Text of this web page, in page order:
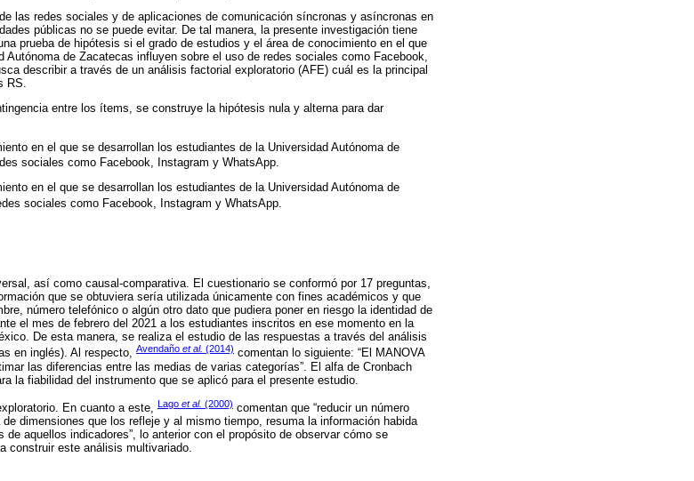
las redes sociales y de aplicaciones de comunicación síncronas y asíncronas en
públicas no se puede evitar. De tal manera, la presente investigación tiene
prueba de hipótesis si el grado de estudios y el área de conocimiento en el que
Autónoma de Zacatecas influyen sobre el uso de redes sociales como Facebook,
describir a través de un análisis factorial exploratorio (AFE) cuál es la principal
RS.
entre los ítems, se construye la hipótesis nula y alterna para dar
en el que se desarrollan los estudiantes de la Universidad Autónoma de
sociales como Facebook, Instagram y WhatsApp.
en el que se desarrollan los estudiantes de la Universidad Autónoma de
sociales como Facebook, Instagram y WhatsApp.
así como causal-comparativa. El cuestionario se conformó por 17 preguntas,
que se obtuviera sería utilizada únicamente con fines académicos y que
número telefónico o algún otro dato que pudiera poner en riesgo la identidad de
el mes de febrero del 2021 a los estudiantes inscritos en ese momento en la
De esta manera, se realiza el estudio de las respuestas a través del análisis
en inglés). Al respecto, Avendaño et al. (2014) comentan lo siguiente: “El MANOVA
las diferencias entre las medias de varias categorías”. El alfa de Cronbach
la fiabilidad del instrumento que se aplicó para el presente estudio.
En cuanto a este, Lago et al. (2000) comentan que “reducir un número
dimensiones que los refleje y al mismo tiempo, resuma la información habida
aquellos indicadores”, lo anterior con el propósito de observar cómo se
construir este análisis multivariado.